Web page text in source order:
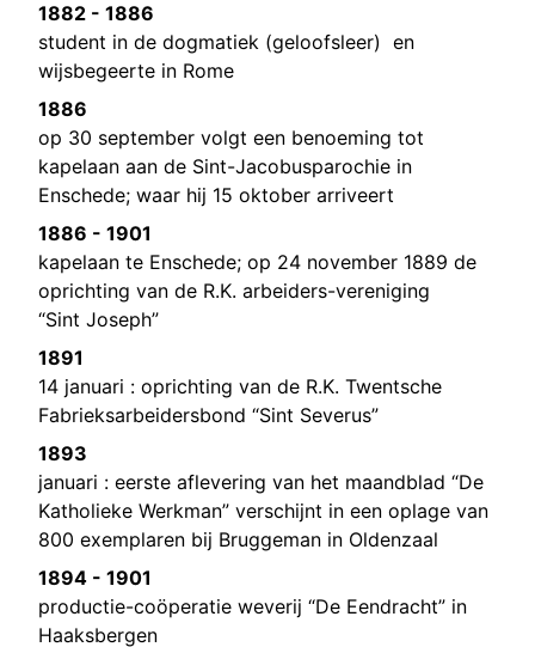
1882 - 1886
student in de dogmatiek (geloofsleer) en
wijsbegeerte in Rome
1886
op 30 september volgt een benoeming tot
kapelaan aan de Sint-Jacobusparochie in
Enschede; waar hij 15 oktober arriveert
1886 - 1901
kapelaan te Enschede; op 24 november 1889 de
oprichting van de R.K. arbeiders-vereniging
“Sint Joseph”
1891
14 januari : oprichting van de R.K. Twentsche
Fabrieksarbeidersbond “Sint Severus”
1893
januari : eerste aflevering van het maandblad “De
Katholieke Werkman” verschijnt in een oplage van
800 exemplaren bij Bruggeman in Oldenzaal
1894 - 1901
productie-coöperatie weverij “De Eendracht” in
Haaksbergen